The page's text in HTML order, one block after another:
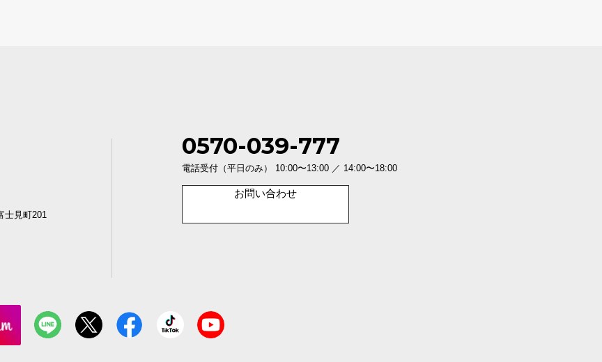
士見町201
お問い合わせ
0570-039-777
電話受付（平日のみ） 10:00〜13:00 ／ 14:00〜18:00